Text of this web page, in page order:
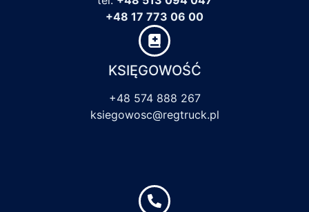
+48 17 773 06 00
KSIĘGOWOŚĆ
+48 574 888 267
ksiegowosc@regtruck.pl